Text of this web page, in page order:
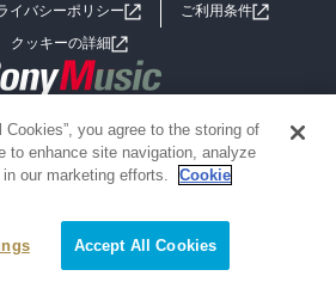
小説
海外小説
SF
グラビア写真集
イバシーポリシー
ご利用条件
クッキーの詳細
Sony Music Entertainment(Japan) Inc.
is for the Japan domestic market only
by
Cookies”, you agree to the storing of
to enhance site navigation, analyze
our marketing efforts.
Cookie
Accept All Cookies